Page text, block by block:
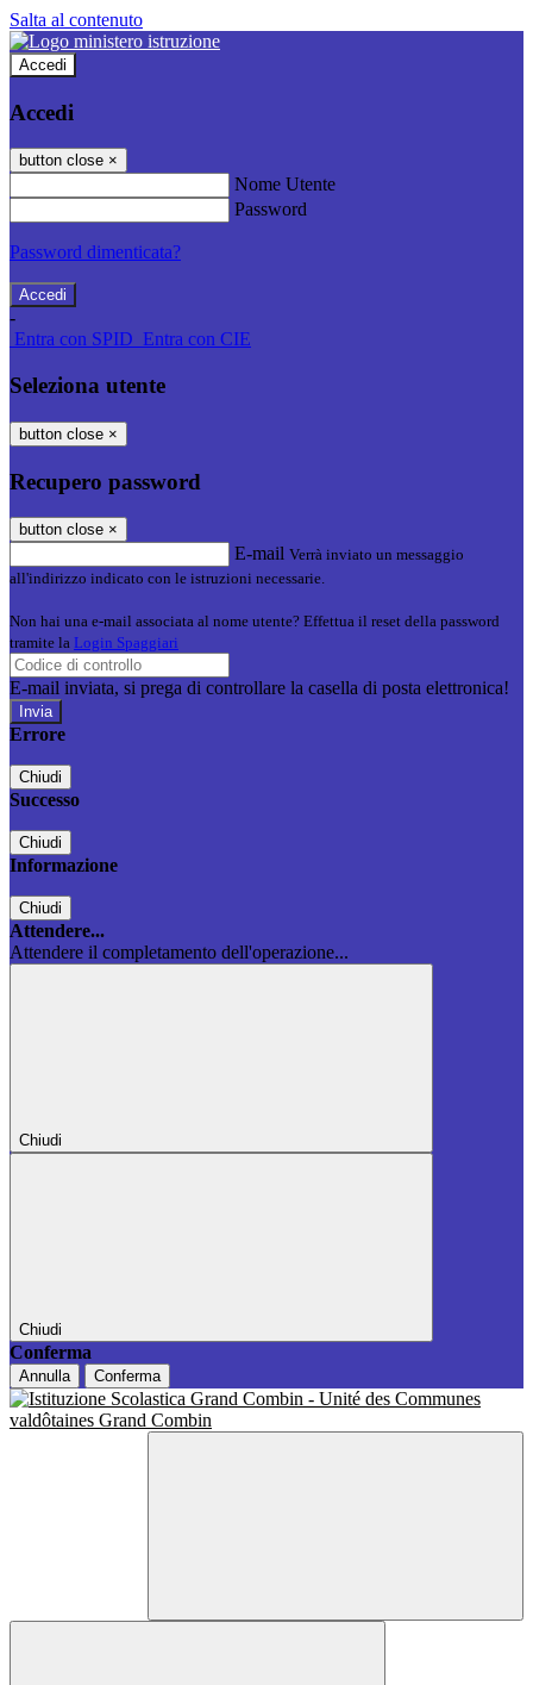
Salta al contenuto
Accedi
Accedi
button close ×
Nome Utente
Password
Password dimenticata?
-
Entra con SPID Entra con CIE
Seleziona utente
button close ×
Recupero password
button close ×
E-mail Verrà inviato un messaggio
all'indirizzo indicato con le istruzioni necessarie.
Non hai una e-mail associata al nome utente? Effettua il reset della password
tramite la Login Spaggiari
E-mail inviata, si prega di controllare la casella di posta elettronica!
Errore
Chiudi
Successo
Chiudi
Informazione
Chiudi
Attendere...
Attendere il completamento dell'operazione...
Chiudi
Chiudi
Conferma
Annulla Conferma